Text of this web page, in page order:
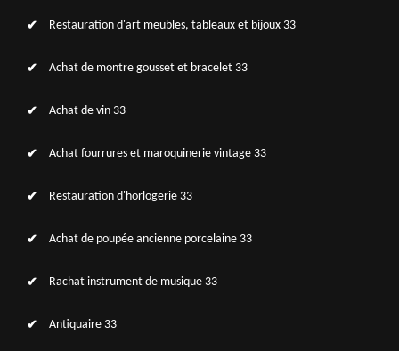
Restauration d'art meubles, tableaux et bijoux 33
Achat de montre gousset et bracelet 33
Achat de vin 33
Achat fourrures et maroquinerie vintage 33
Restauration d'horlogerie 33
Achat de poupée ancienne porcelaine 33
Rachat instrument de musique 33
Antiquaire 33